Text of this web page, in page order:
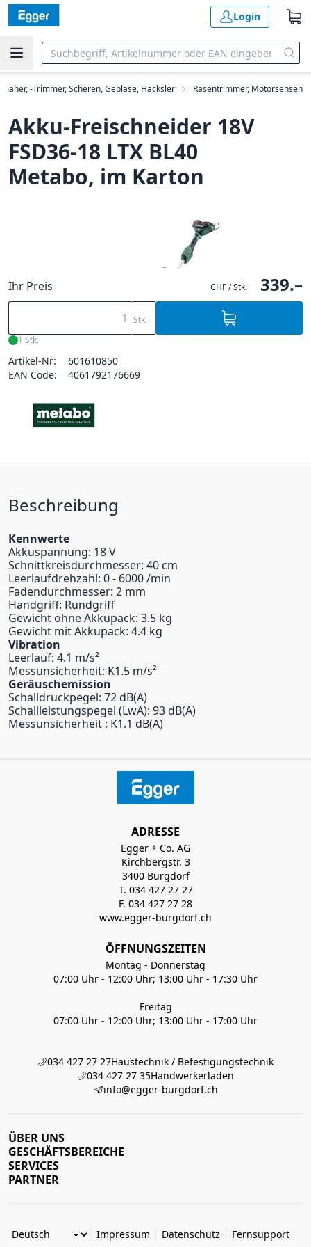
Login
-Trimmer, Scheren, Gebläse, Häcksler Rasentrimmer, Motorsensen
Akku-Freischneider 18V
FSD36-18 LTX BL40
Metabo, im Karton
Ihr Preis CHF / Stk. 339.–
Stk.
1 Stk.
Artikel-Nr:
601610850
EAN Code:
4061792176669
Beschreibung
Kennwerte
Akkuspannung: 18 V
Schnittkreisdurchmesser: 40 cm
Leerlaufdrehzahl: 0 - 6000 /min
Fadendurchmesser: 2 mm
Handgriff: Rundgriff
Gewicht ohne Akkupack: 3.5 kg
Gewicht mit Akkupack: 4.4 kg
Vibration
Leerlauf: 4.1 m/s²
Messunsicherheit: K1.5 m/s²
Geräuschemission
Schalldruckpegel: 72 dB(A)
Schallleistungspegel (LwA): 93 dB(A)
Messunsicherheit : K1.1 dB(A)
ADRESSE
Egger + Co. AG
Kirchbergstr. 3
3400 Burgdorf
T. 034 427 27 27
F. 034 427 27 28
www.egger-burgdorf.ch
ÖFFNUNGSZEITEN
Montag - Donnerstag
07:00 Uhr - 12:00 Uhr; 13:00 Uhr - 17:30 Uhr
Freitag
07:00 Uhr - 12:00 Uhr; 13:00 Uhr - 17:00 Uhr
034 427 27 27Haustechnik / Befestigungstechnik
034 427 27 35Handwerkerladen
info@egger-burgdorf.ch
ÜBER UNS
GESCHÄFTSBEREICHE
SERVICES
PARTNER
Impressum Datenschutz Fernsupport